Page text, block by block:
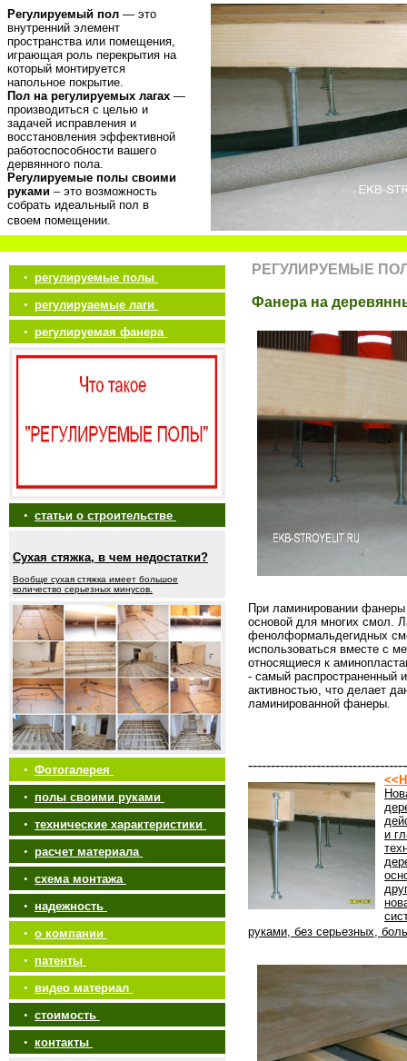
Регулируемый пол — это
внутренний элемент
пространства или помещения,
играющая роль перекрытия на
который монтируется
напольное покрытие.
Пол на регулируемых лагах —
производиться с целью и
задачей исправления и
восстановления эффективной
работоспособности вашего
дервянного пола.
Регулируемые полы своими
руками – это возможность
собрать идеальный пол в
своем помещении.
• регулируемые полы
• регулируаемые лаги
• регулируемая фанера
• статьи о строительстве
Сухая стяжка, в чем недостатки?
Вообще сухая стяжка имеет большое
количество серьезных минусов.
• Фотогалерея
• полы своими руками
• технические характеристики
• расчет материала
• схема монтажа
• надежность
• о компании
• патенты
• видео материал
• стоимость
• контакты
РЕГУЛИРУЕМЫЕ
Фанера на
При ламинировании
основой для многих смол.
фенолформальдегидных
использоваться вместе с
относящиеся к
- самый распространенный
активностью, что делает
ламинированной фанеры.
и
руками, без серьезных,